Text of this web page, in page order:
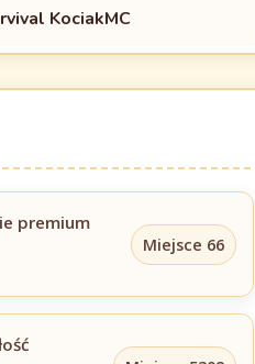
KociakMC
premium
Miejsce 66